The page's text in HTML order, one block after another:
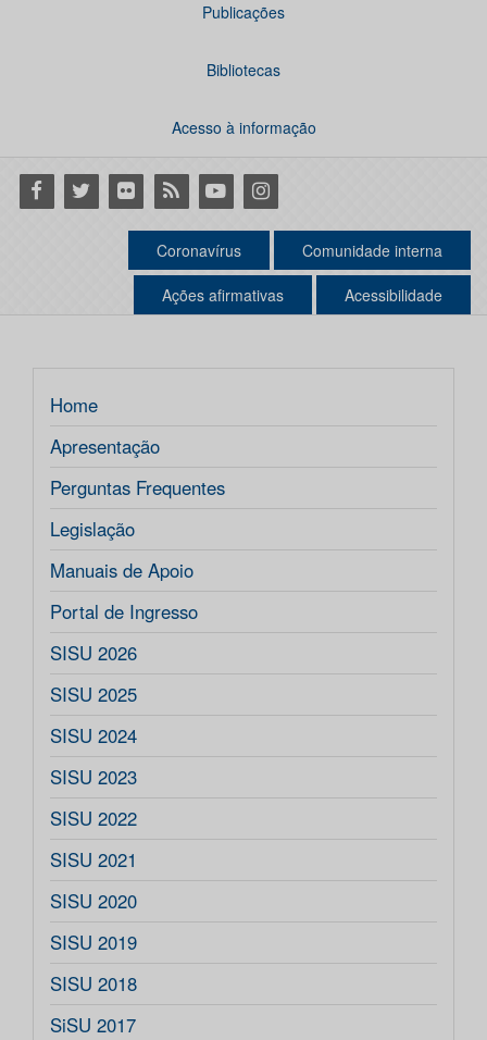
Publicações
Bibliotecas
Acesso à informação
Facebook
Twitter Flickr RSS YoutubeInstagram
Coronavírus Comunidade interna
Ações afirmativas Acessibilidade
Home
Apresentação
Perguntas Frequentes
Legislação
Manuais de Apoio
Portal de Ingresso
SISU 2026
SISU 2025
SISU 2024
SISU 2023
SISU 2022
SISU 2021
SISU 2020
SISU 2019
SISU 2018
SiSU 2017